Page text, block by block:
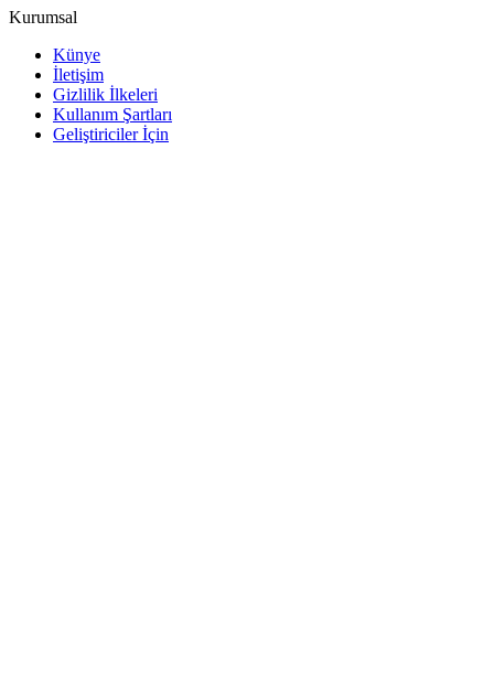
Kurumsal
Künye
İletişim
Gizlilik İlkeleri
Kullanım Şartları
Geliştiriciler İçin